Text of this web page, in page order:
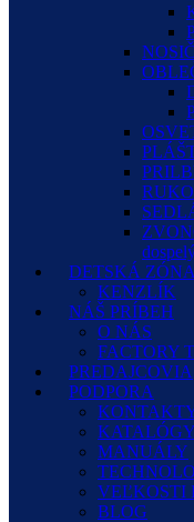
DETSKÁ ZÓNA
KENZLÍK
NÁŠ PRÍBEH
O NÁS
FACTORY
PREDAJCOVIA
PODPORA
KATALÓGY
MANUÁLY
VEĽKOSTI
BLOG